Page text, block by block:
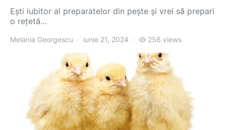
Ești iubitor al preparatelor din pește și vrei să prepari
o rețetă…
Melania Georgescu iunie 21, 2024 256 views